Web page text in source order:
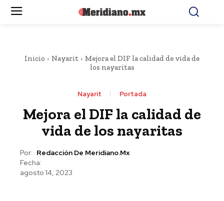
Inicio Nayarit
Mejora el DIF la calidad de vida de
los nayaritas
Nayarit Portada
Mejora el DIF la calidad de
vida de los nayaritas
Por: Redacción De Meridiano.mx
Fecha:
agosto 14, 2023